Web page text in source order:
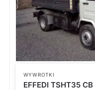
WYWROTKI
EFFEDI TSHT35 CB